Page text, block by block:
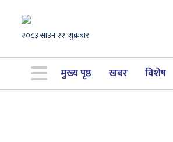
२०८३ साउन २२, शुक्रबार
मुख्य पृष्ठ खबर विशेष